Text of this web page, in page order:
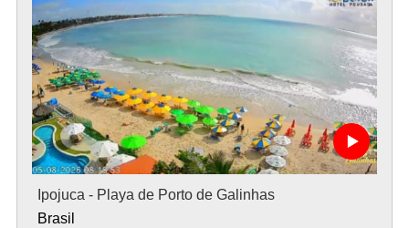
Ipojuca - Playa de Porto de Galinhas
Brasil